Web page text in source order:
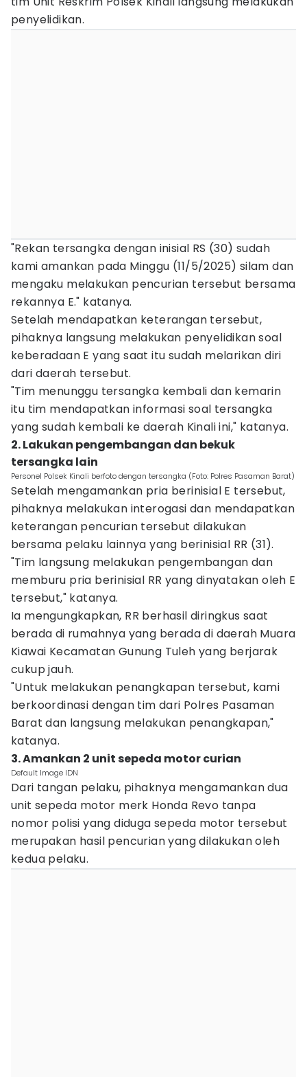
penyelidikan.
"Rekan tersangka dengan inisial RS (30) sudah
kami amankan pada Minggu (11/5/2025) silam dan
mengaku melakukan pencurian tersebut bersama
rekannya E." katanya.
Setelah mendapatkan keterangan tersebut,
pihaknya langsung melakukan penyelidikan soal
keberadaan E yang saat itu sudah melarikan diri
dari daerah tersebut.
"Tim menunggu tersangka kembali dan kemarin
itu tim mendapatkan informasi soal tersangka
yang sudah kembali ke daerah Kinali ini," katanya.
2. Lakukan pengembangan dan bekuk
tersangka lain
Personel Polsek Kinali berfoto dengan tersangka (Foto: Polres Pasaman Barat)
Setelah mengamankan pria berinisial E tersebut,
pihaknya melakukan interogasi dan mendapatkan
keterangan pencurian tersebut dilakukan
bersama pelaku lainnya yang berinisial RR (31).
"Tim langsung melakukan pengembangan dan
memburu pria berinisial RR yang dinyatakan oleh E
tersebut," katanya.
Ia mengungkapkan, RR berhasil diringkus saat
berada di rumahnya yang berada di daerah Muara
Kiawai Kecamatan Gunung Tuleh yang berjarak
cukup jauh.
"Untuk melakukan penangkapan tersebut, kami
berkoordinasi dengan tim dari Polres Pasaman
Barat dan langsung melakukan penangkapan,"
katanya.
3. Amankan 2 unit sepeda motor curian
Default Image IDN
Dari tangan pelaku, pihaknya mengamankan dua
unit sepeda motor merk Honda Revo tanpa
nomor polisi yang diduga sepeda motor tersebut
merupakan hasil pencurian yang dilakukan oleh
kedua pelaku.